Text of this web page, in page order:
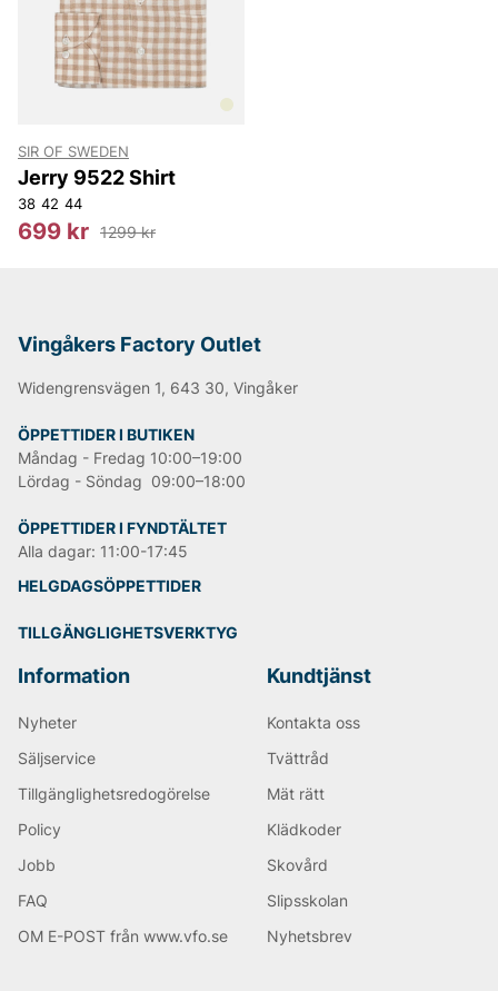
NN07
Björn Borg
Replay
Oscar Jacobson
SIR OF SWEDEN
Jerry 9522 Shirt
38 42 44
699 kr 1299 kr
Vingåkers Factory Outlet
Widengrensvägen 1, 643 30, Vingåker
ÖPPETTIDER I BUTIKEN
Måndag - Fredag 10:00–19:00
Lördag - Söndag 09:00–18:00
ÖPPETTIDER I FYNDTÄLTET
Alla dagar: 11:00-17:45
HELGDAGSÖPPETTIDER
TILLGÄNGLIGHETSVERKTYG
Information
Nyheter
Säljservice
Tillgänglighetsredogörelse
Policy
Jobb
FAQ
OM E-POST från www.vfo.se
Kundtjänst
Kontakta oss
Tvättråd
Mät rätt
Klädkoder
Skovård
Slipsskolan
Nyhetsbrev